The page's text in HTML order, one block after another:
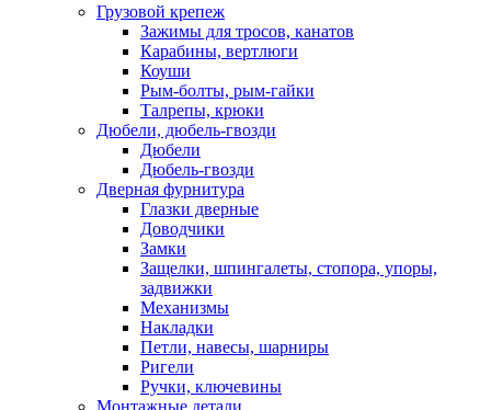
Грузовой крепеж
Зажимы для тросов, канатов
Карабины, вертлюги
Коуши
Рым-болты, рым-гайки
Талрепы, крюки
Дюбели, дюбель-гвозди
Дюбели
Дюбель-гвозди
Дверная фурнитура
Глазки дверные
Доводчики
Замки
Защелки, шпингалеты, стопора, упоры,
задвижки
Механизмы
Накладки
Петли, навесы, шарниры
Ригели
Ручки, ключевины
Монтажные детали